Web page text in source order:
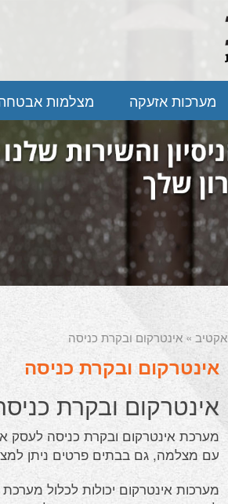
מערכות אזעקה מצלמות
אקטיב » אינטרקום ובקרת כניסה
אינטרקום ובקרת כניסה
אינטרקום ובקרת
מערכת אינטרקום ובקרת כניסה לעסק
עם מצלמה, גם בבתים פרטים ניתן
מערכות אינטרקום יכולות לכלול